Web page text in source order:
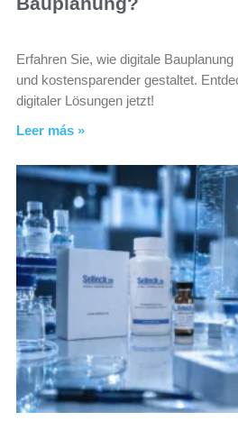
Erfahren Sie, wie digitale
und kostensparender gestaltet.
digitaler Lösungen jetzt!
Leer más »